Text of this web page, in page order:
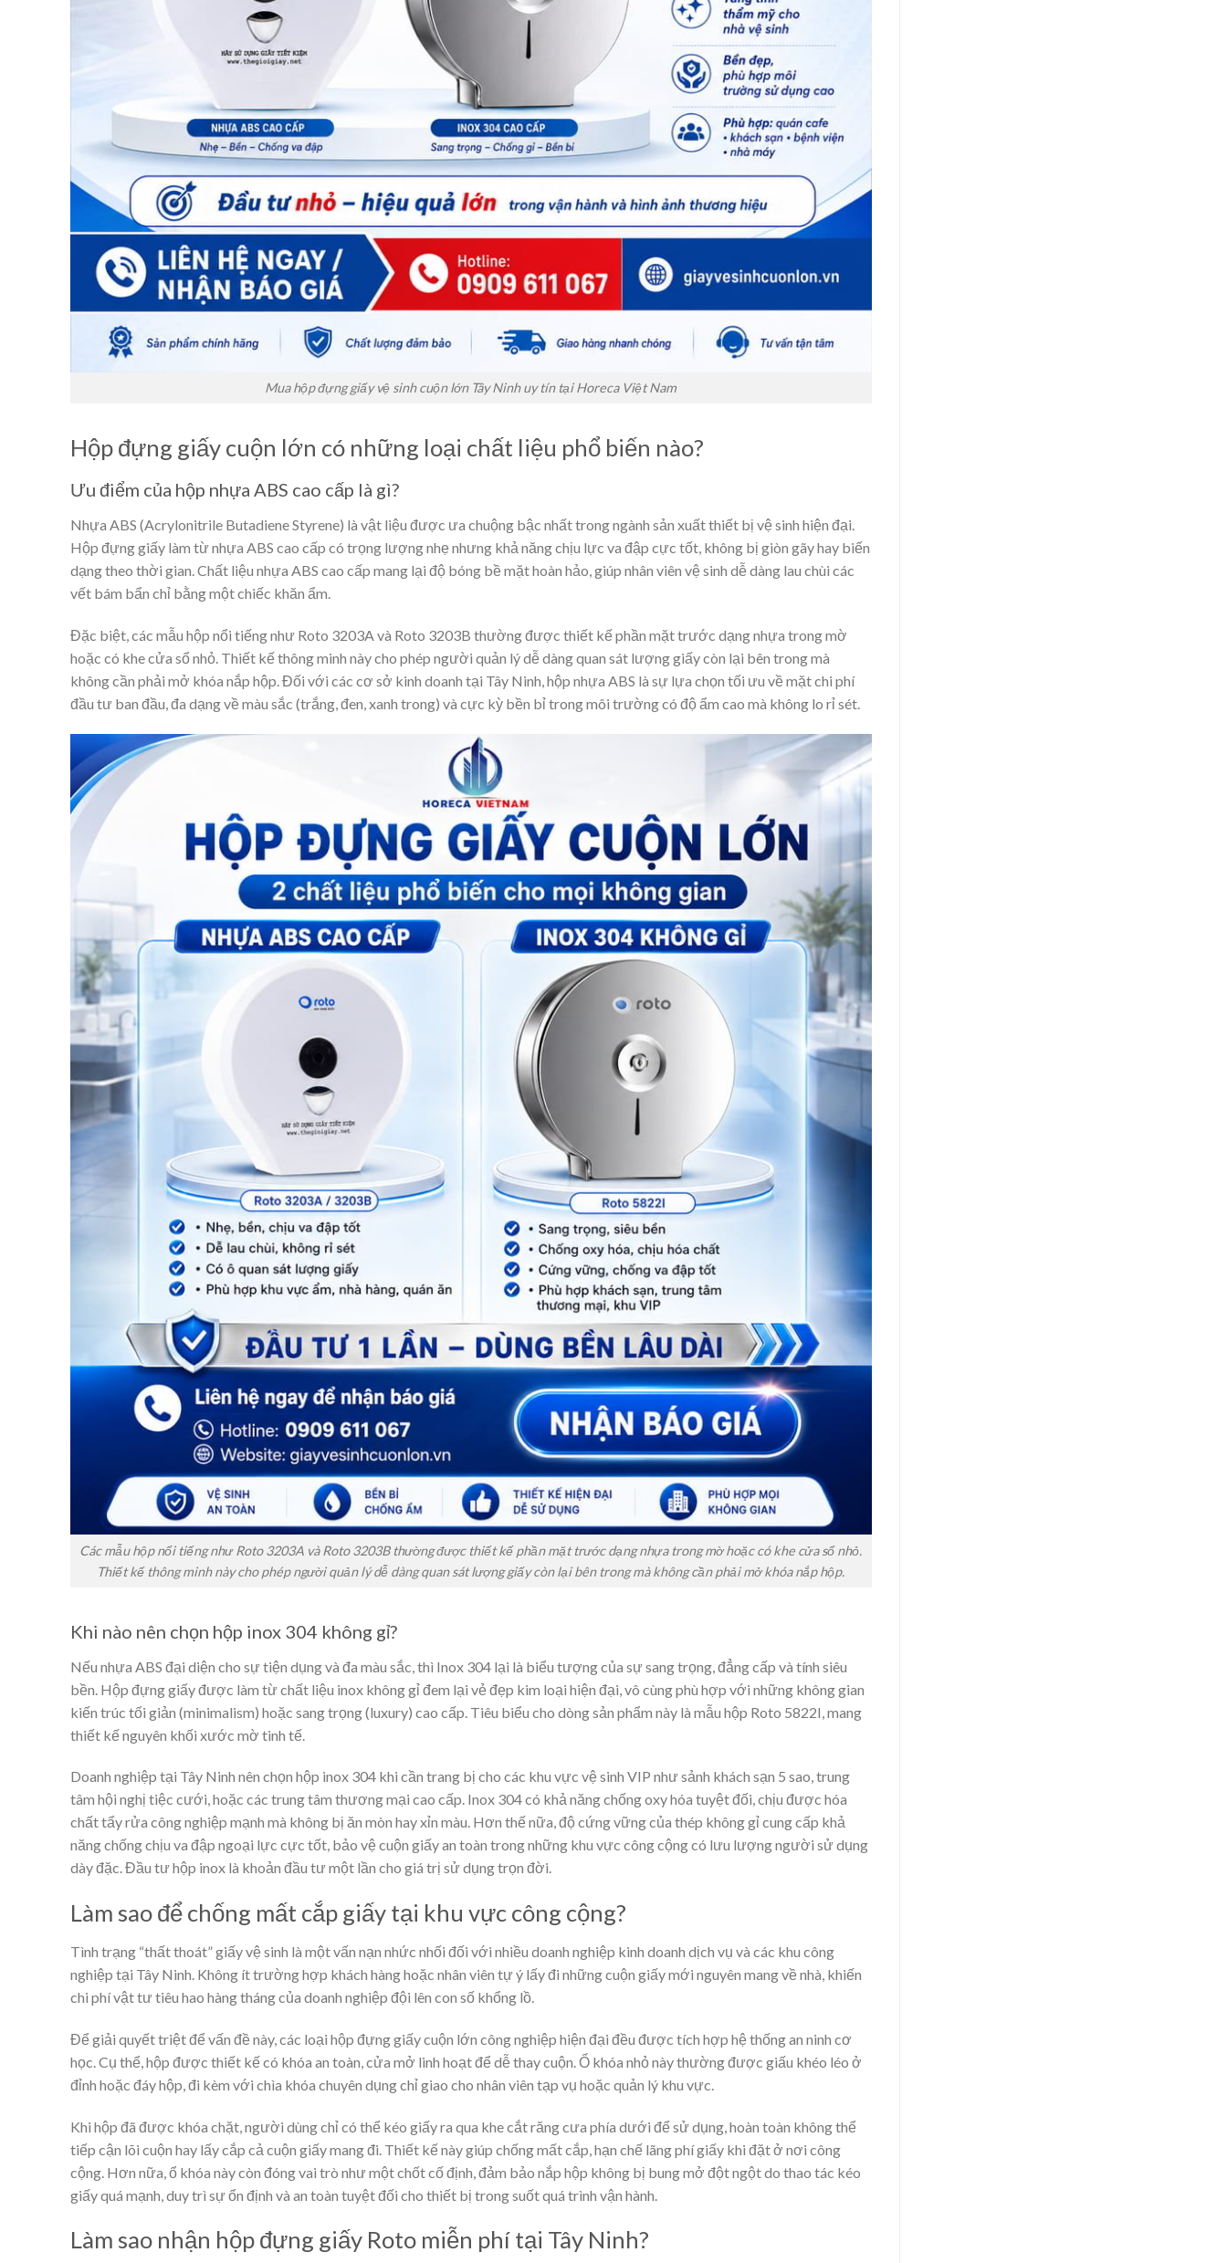
Mua hộp đựng giấy vệ sinh cuộn lớn Tây Ninh uy tín tại Horeca Việt Nam
Hộp đựng giấy cuộn lớn có những loại chất liệu phổ biến nào?
Ưu điểm của hộp nhựa ABS cao cấp là gì?
Nhựa ABS (Acrylonitrile Butadiene Styrene) là vật liệu được ưa chuộng bậc nhất trong ngành sản xuất thiết bị vệ sinh hiện đại.
Hộp đựng giấy làm từ nhựa ABS cao cấp có trọng lượng nhẹ nhưng khả năng chịu lực va đập cực tốt, không bị giòn gãy hay biến
dạng theo thời gian. Chất liệu nhựa ABS cao cấp mang lại độ bóng bề mặt hoàn hảo, giúp nhân viên vệ sinh dễ dàng lau chùi các
vết bám bẩn chỉ bằng một chiếc khăn ẩm.
Đặc biệt, các mẫu hộp nổi tiếng như Roto 3203A và Roto 3203B thường được thiết kế phần mặt trước dạng nhựa trong mờ
hoặc có khe cửa sổ nhỏ. Thiết kế thông minh này cho phép người quản lý dễ dàng quan sát lượng giấy còn lại bên trong mà
không cần phải mở khóa nắp hộp. Đối với các cơ sở kinh doanh tại Tây Ninh, hộp nhựa ABS là sự lựa chọn tối ưu về mặt chi phí
đầu tư ban đầu, đa dạng về màu sắc (trắng, đen, xanh trong) và cực kỳ bền bỉ trong môi trường có độ ẩm cao mà không lo rỉ sét.
Các mẫu hộp nổi tiếng như Roto 3203A và Roto 3203B thường được thiết kế phần mặt trước dạng nhựa trong mờ hoặc có khe cửa sổ nhỏ.
Thiết kế thông minh này cho phép người quản lý dễ dàng quan sát lượng giấy còn lại bên trong mà không cần phải mở khóa nắp hộp.
Khi nào nên chọn hộp inox 304 không gỉ?
Nếu nhựa ABS đại diện cho sự tiện dụng và đa màu sắc, thì Inox 304 lại là biểu tượng của sự sang trọng, đẳng cấp và tính siêu
bền. Hộp đựng giấy được làm từ chất liệu inox không gỉ đem lại vẻ đẹp kim loại hiện đại, vô cùng phù hợp với những không gian
kiến trúc tối giản (minimalism) hoặc sang trọng (luxury) cao cấp. Tiêu biểu cho dòng sản phẩm này là mẫu hộp Roto 5822I, mang
thiết kế nguyên khối xước mờ tinh tế.
Doanh nghiệp tại Tây Ninh nên chọn hộp inox 304 khi cần trang bị cho các khu vực vệ sinh VIP như sảnh khách sạn 5 sao, trung
tâm hội nghị tiệc cưới, hoặc các trung tâm thương mại cao cấp. Inox 304 có khả năng chống oxy hóa tuyệt đối, chịu được hóa
chất tẩy rửa công nghiệp mạnh mà không bị ăn mòn hay xỉn màu. Hơn thế nữa, độ cứng vững của thép không gỉ cung cấp khả
năng chống chịu va đập ngoại lực cực tốt, bảo vệ cuộn giấy an toàn trong những khu vực công cộng có lưu lượng người sử dụng
dày đặc. Đầu tư hộp inox là khoản đầu tư một lần cho giá trị sử dụng trọn đời.
Làm sao để chống mất cắp giấy tại khu vực công cộng?
Tình trạng “thất thoát” giấy vệ sinh là một vấn nạn nhức nhối đối với nhiều doanh nghiệp kinh doanh dịch vụ và các khu công
nghiệp tại Tây Ninh. Không ít trường hợp khách hàng hoặc nhân viên tự ý lấy đi những cuộn giấy mới nguyên mang về nhà, khiến
chi phí vật tư tiêu hao hàng tháng của doanh nghiệp đội lên con số khổng lồ.
Để giải quyết triệt để vấn đề này, các loại hộp đựng giấy cuộn lớn công nghiệp hiện đại đều được tích hợp hệ thống an ninh cơ
học. Cụ thể, hộp được thiết kế có khóa an toàn, cửa mở linh hoạt để dễ thay cuộn. Ổ khóa nhỏ này thường được giấu khéo léo ở
đỉnh hoặc đáy hộp, đi kèm với chìa khóa chuyên dụng chỉ giao cho nhân viên tạp vụ hoặc quản lý khu vực.
Khi hộp đã được khóa chặt, người dùng chỉ có thể kéo giấy ra qua khe cắt răng cưa phía dưới để sử dụng, hoàn toàn không thể
tiếp cận lõi cuộn hay lấy cắp cả cuộn giấy mang đi. Thiết kế này giúp chống mất cắp, hạn chế lãng phí giấy khi đặt ở nơi công
cộng. Hơn nữa, ổ khóa này còn đóng vai trò như một chốt cố định, đảm bảo nắp hộp không bị bung mở đột ngột do thao tác kéo
giấy quá mạnh, duy trì sự ổn định và an toàn tuyệt đối cho thiết bị trong suốt quá trình vận hành.
Làm sao nhận hộp đựng giấy Roto miễn phí tại Tây Ninh?